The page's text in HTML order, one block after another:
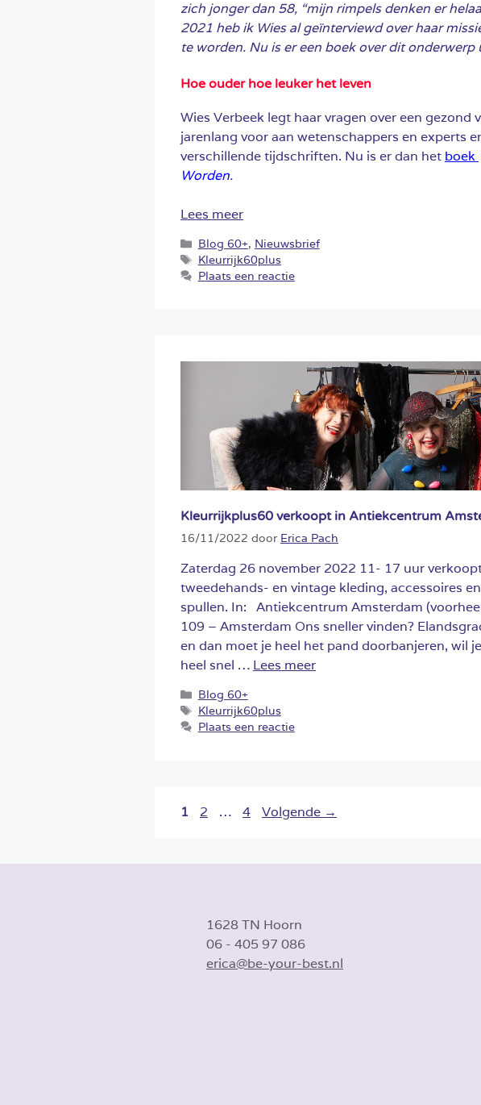
zich jonger dan 58, “mijn rimpels denken er
2021 heb ik Wies al geïnterviewd over haar
te worden. Nu is er een boek over dit onderwerp
Hoe ouder hoe leuker het leven
Wies Verbeek legt haar vragen over een gezond
jarenlang voor aan wetenschappers en experts
verschillende tijdschriften. Nu is er dan het boek
Worden.
Lees meer
Categorieën
Blog 60+, Nieuwsbrief
Tags
Kleurrijk60plus
Plaats een reactie
Kleurrijkplus60 verkoopt in Antiekcentrum
16/11/2022 door Erica Pach
Zaterdag 26 november 2022 11- 17 uur
tweedehands- en vintage kleding, accessoires
spullen. In: Antiekcentrum Amsterdam
109 – Amsterdam Ons sneller vinden?
en dan moet je heel het pand doorbanjeren, wil
heel snel … Lees meer
Categorieën
Blog 60+
Tags
Kleurrijk60plus
Plaats een reactie
Pagina
1 Pagina
2 … Pagina
4 Volgende →
1628 TN Hoorn
06 - 405 97 086
erica@be-your-best.nl